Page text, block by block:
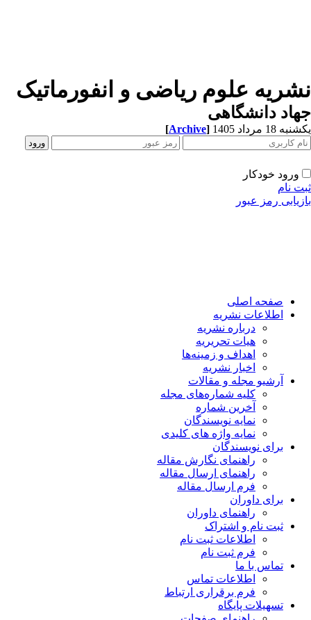
علوم ریاضی و انفورماتیک
دانشگاهی
18 مرداد 1405 [Archive]
ورود خودکار
نام
رمز عبور
صفحه اصلی
اطلاعات نشریه
درباره نشریه
هیات تحریریه
اهداف و زمینه‌ها
اخبار نشریه
آرشیو مجله و مقالات
کلیه شماره‌های مجله
آخرین شماره
نمایه نویسندگان
نمایه واژه های کلیدی
برای نویسندگان
راهنمای نگارش مقاله
راهنمای ارسال مقاله
فرم ارسال مقاله
برای داوران
راهنمای داوران
ثبت نام و اشتراک
اطلاعات ثبت نام
فرم ثبت نام
تماس با ما
اطلاعات تماس
فرم برقراری ارتباط
تسهیلات پایگاه